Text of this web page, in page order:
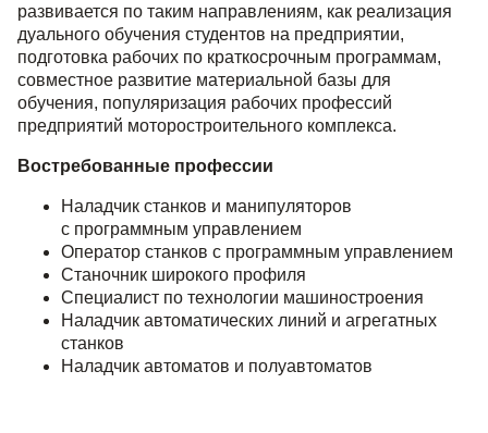
развивается по таким направлениям, как реализация
дуального обучения студентов на предприятии,
подготовка рабочих по краткосрочным программам,
совместное развитие материальной базы для
обучения, популяризация рабочих профессий
предприятий моторостроительного комплекса.
Востребованные профессии
Наладчик станков и манипуляторов
с программным управлением
Оператор станков с программным управлением
Станочник широкого профиля
Специалист по технологии машиностроения
Наладчик автоматических линий и агрегатных
станков
Наладчик автоматов и полуавтоматов